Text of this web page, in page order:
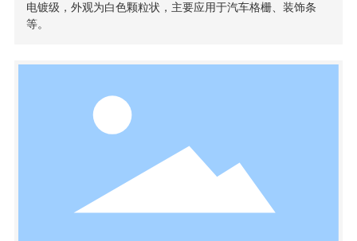
电镀级，外观为白色颗粒状，主要应用于汽车格栅、装饰条
等。